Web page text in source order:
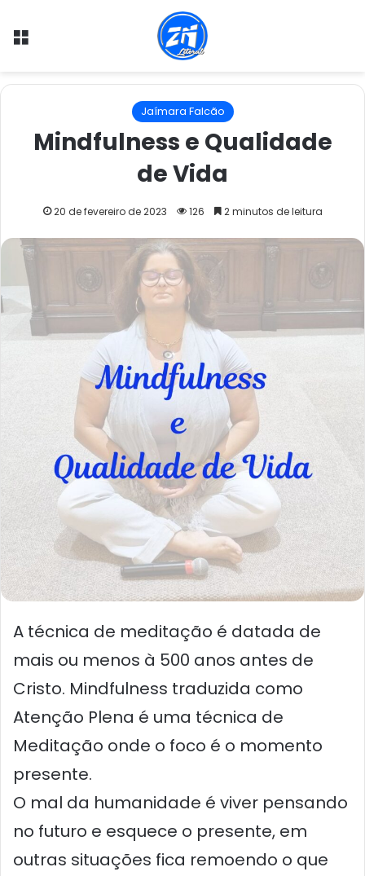
Menu
Jaímara Falcão
Mindfulness e Qualidade
de Vida
20 de fevereiro de 2023 126 2 minutos de leitura
A técnica de meditação é datada de
mais ou menos à 500 anos antes de
Cristo. Mindfulness traduzida como
Atenção Plena é uma técnica de
Meditação onde o foco é o momento
presente.
O mal da humanidade é viver pensando
no futuro e esquece o presente, em
outras situações fica remoendo o que